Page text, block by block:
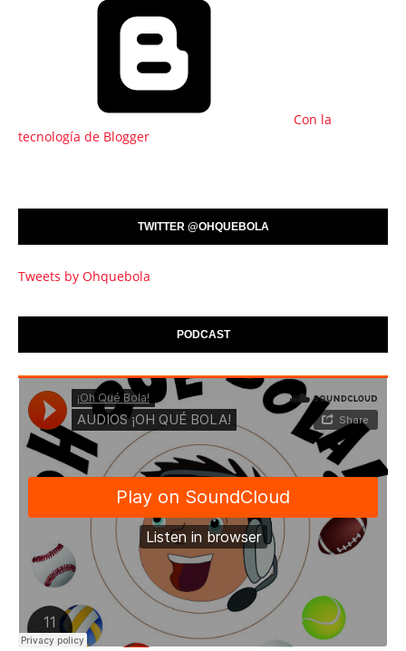
Con la
tecnología de Blogger
TWITTER @OHQUEBOLA
Tweets by Ohquebola
PODCAST